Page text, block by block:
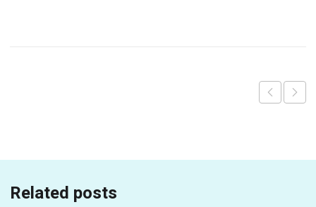
Related posts